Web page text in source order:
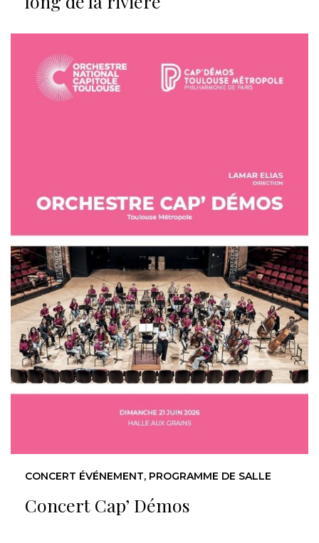
Concert Cap’ Démos
CONCERT ÉVÉNEMENT, PROGRAMME DE SALLE